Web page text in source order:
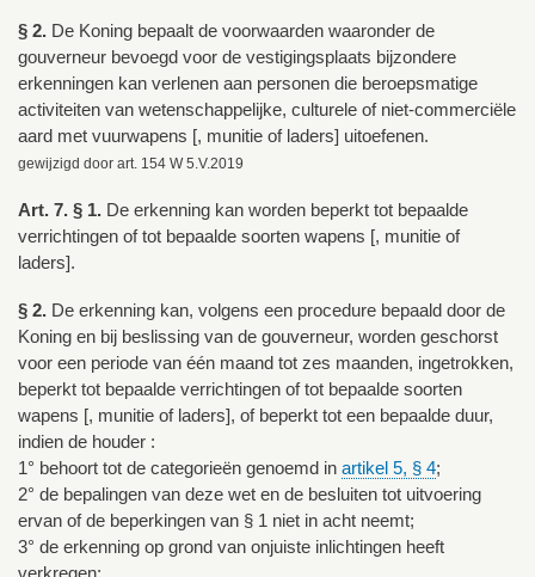
§ 2. De Koning bepaalt de voorwaarden waaronder de
gouverneur bevoegd voor de vestigingsplaats bijzondere
erkenningen kan verlenen aan personen die beroepsmatige
activiteiten van wetenschappelijke, culturele of niet-commerciële
aard met vuurwapens [, munitie of laders] uitoefenen.
gewijzigd door art. 154 W 5.V.2019
Art. 7. § 1. De erkenning kan worden beperkt tot bepaalde
verrichtingen of tot bepaalde soorten wapens [, munitie of
laders].
§ 2. De erkenning kan, volgens een procedure bepaald door de
Koning en bij beslissing van de gouverneur, worden geschorst
voor een periode van één maand tot zes maanden, ingetrokken,
beperkt tot bepaalde verrichtingen of tot bepaalde soorten
wapens [, munitie of laders], of beperkt tot een bepaalde duur,
indien de houder :
1° behoort tot de categorieën genoemd in artikel 5, § 4;
2° de bepalingen van deze wet en de besluiten tot uitvoering
ervan of de beperkingen van § 1 niet in acht neemt;
3° de erkenning op grond van onjuiste inlichtingen heeft